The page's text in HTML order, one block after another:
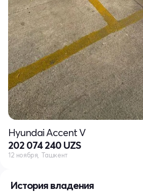
История владения
Hyundai Accent V
202 074 240 UZS
12 ноября, Ташкент